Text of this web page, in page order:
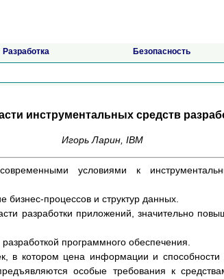
Разработка Безопасность
инструментальных средств
Игорь Ларин, IBM
условиями к
процессов и структур данных.
разработки приложений, значительно
программного обеспечения.
в котором цена информации и способности
особые требования к